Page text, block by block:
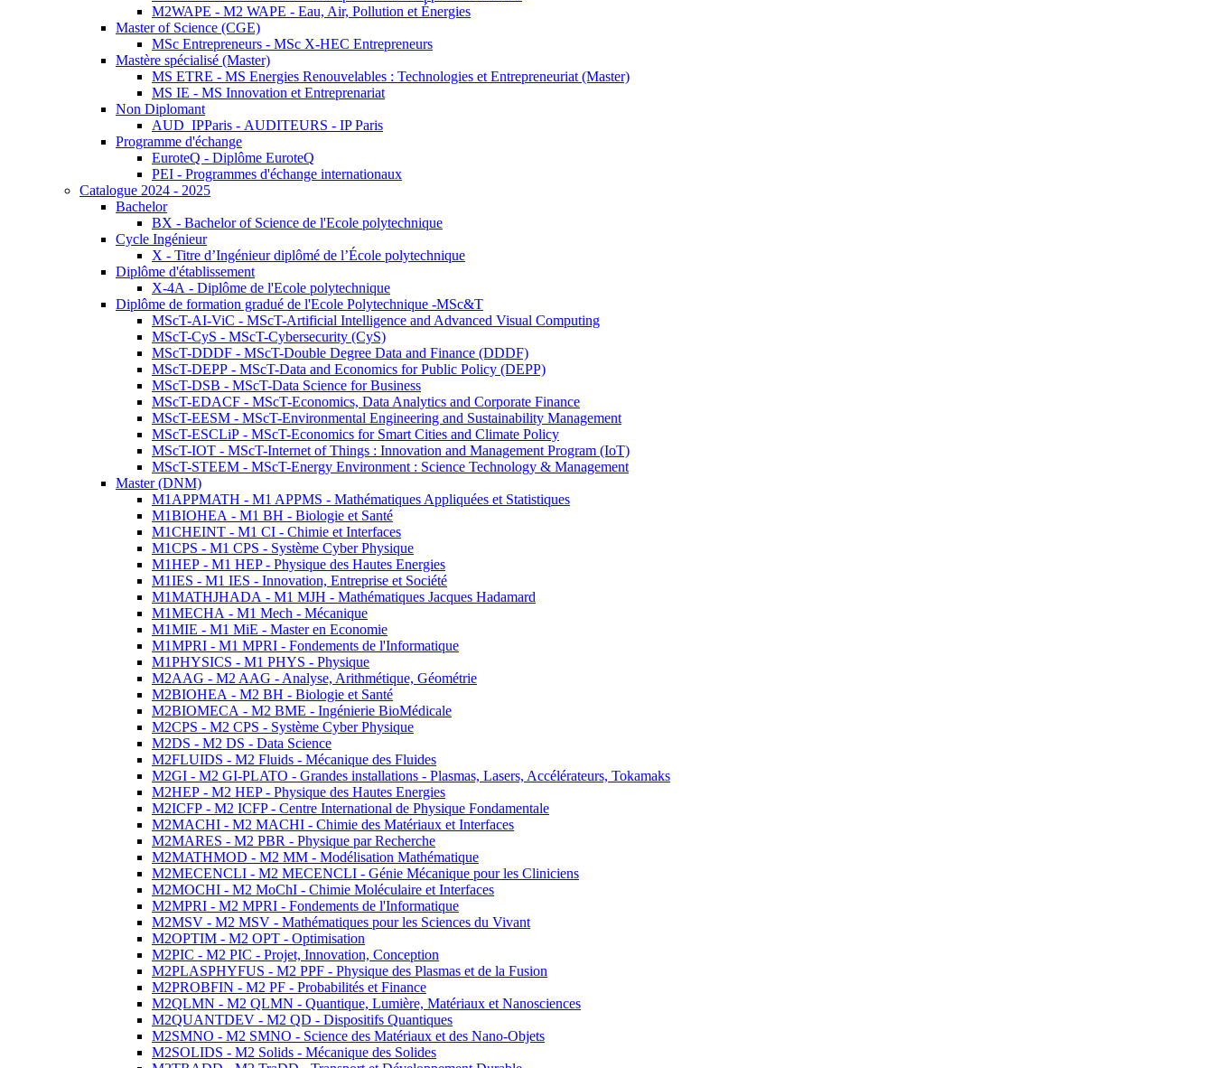
M2WAPE - M2 WAPE - Eau, Air, Pollution et Énergies
Master of Science (CGE)
MSc Entrepreneurs - MSc X-HEC Entrepreneurs
Mastère spécialisé (Master)
MS ETRE - MS Energies Renouvelables : Technologies et Entrepreneuriat (Master)
MS IE - MS Innovation et Entreprenariat
Non Diplomant
AUD_IPParis - AUDITEURS - IP Paris
Programme d'échange
EuroteQ - Diplôme EuroteQ
PEI - Programmes d'échange internationaux
Catalogue 2024 - 2025
Bachelor
BX - Bachelor of Science de l'Ecole polytechnique
Cycle Ingénieur
X - Titre d’Ingénieur diplômé de l’École polytechnique
Diplôme d'établissement
X-4A - Diplôme de l'Ecole polytechnique
Diplôme de formation gradué de l'Ecole Polytechnique -MSc&T
MScT-AI-ViC - MScT-Artificial Intelligence and Advanced Visual Computing
MScT-CyS - MScT-Cybersecurity (CyS)
MScT-DDDF - MScT-Double Degree Data and Finance (DDDF)
MScT-DEPP - MScT-Data and Economics for Public Policy (DEPP)
MScT-DSB - MScT-Data Science for Business
MScT-EDACF - MScT-Economics, Data Analytics and Corporate Finance
MScT-EESM - MScT-Environmental Engineering and Sustainability Management
MScT-ESCLiP - MScT-Economics for Smart Cities and Climate Policy
MScT-IOT - MScT-Internet of Things : Innovation and Management Program (IoT)
MScT-STEEM - MScT-Energy Environment : Science Technology & Management
Master (DNM)
M1APPMATH - M1 APPMS - Mathématiques Appliquées et Statistiques
M1BIOHEA - M1 BH - Biologie et Santé
M1CHEINT - M1 CI - Chimie et Interfaces
M1CPS - M1 CPS - Système Cyber Physique
M1HEP - M1 HEP - Physique des Hautes Energies
M1IES - M1 IES - Innovation, Entreprise et Société
M1MATHJHADA - M1 MJH - Mathématiques Jacques Hadamard
M1MECHA - M1 Mech - Mécanique
M1MIE - M1 MiE - Master en Economie
M1MPRI - M1 MPRI - Fondements de l'Informatique
M1PHYSICS - M1 PHYS - Physique
M2AAG - M2 AAG - Analyse, Arithmétique, Géométrie
M2BIOHEA - M2 BH - Biologie et Santé
M2BIOMECA - M2 BME - Ingénierie BioMédicale
M2CPS - M2 CPS - Système Cyber Physique
M2DS - M2 DS - Data Science
M2FLUIDS - M2 Fluids - Mécanique des Fluides
M2GI - M2 GI-PLATO - Grandes installations - Plasmas, Lasers, Accélérateurs, Tokamaks
M2HEP - M2 HEP - Physique des Hautes Energies
M2ICFP - M2 ICFP - Centre International de Physique Fondamentale
M2MACHI - M2 MACHI - Chimie des Matériaux et Interfaces
M2MARES - M2 PBR - Physique par Recherche
M2MATHMOD - M2 MM - Modélisation Mathématique
M2MECENCLI - M2 MECENCLI - Génie Mécanique pour les Cliniciens
M2MOCHI - M2 MoChI - Chimie Moléculaire et Interfaces
M2MPRI - M2 MPRI - Fondements de l'Informatique
M2MSV - M2 MSV - Mathématiques pour les Sciences du Vivant
M2OPTIM - M2 OPT - Optimisation
M2PIC - M2 PIC - Projet, Innovation, Conception
M2PLASPHYFUS - M2 PPF - Physique des Plasmas et de la Fusion
M2PROBFIN - M2 PF - Probabilités et Finance
M2QLMN - M2 QLMN - Quantique, Lumière, Matériaux et Nanosciences
M2QUANTDEV - M2 QD - Dispositifs Quantiques
M2SMNO - M2 SMNO - Science des Matériaux et des Nano-Objets
M2SOLIDS - M2 Solids - Mécanique des Solides